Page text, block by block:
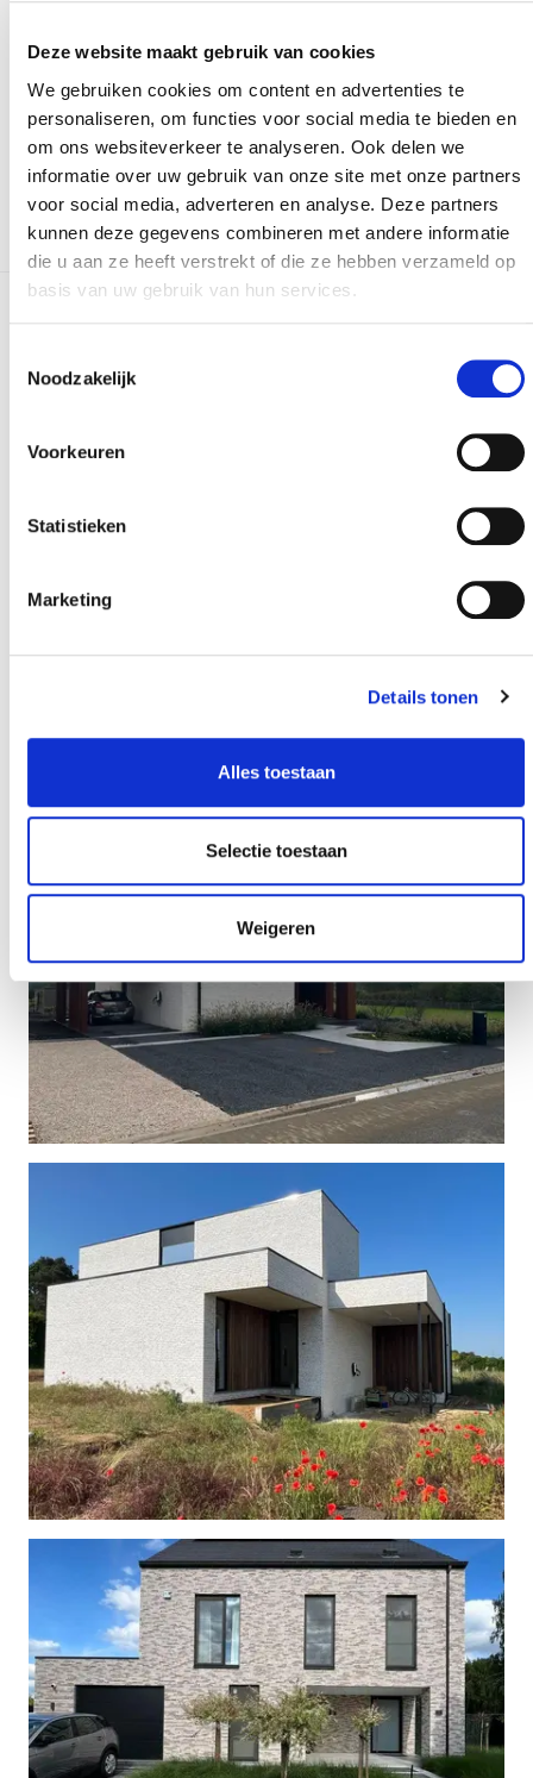
Deze website maakt gebruik van cookies
We gebruiken cookies om content en advertenties te
personaliseren, om functies voor social media te bieden en
om ons websiteverkeer te analyseren. Ook delen we
informatie over uw gebruik van onze site met onze partners
voor social media, adverteren en analyse. Deze partners
kunnen deze gegevens combineren met andere informatie
die u aan ze heeft verstrekt of die ze hebben verzameld op
basis van uw gebruik van hun services.
Noodzakelijk
Voorkeuren
Statistieken
Marketing
Details tonen
Alles toestaan
Selectie toestaan
Weigeren
Bij het invullen van dit formulier gebruiken we je
gegevens enkel om gevolg te geven aan je vraag of
opmerking. Bekijk ons volledig
privacybeleid